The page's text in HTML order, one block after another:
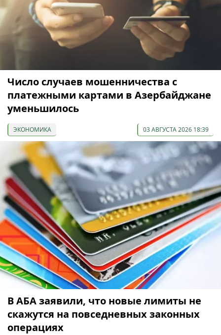
Число случаев мошенничества с
платежными картами в Азербайджане
уменьшилось
ЭКОНОМИКА 03 АВГУСТА 2026 18:39
В АБА заявили, что новые лимиты не
скажутся на повседневных законных
операциях